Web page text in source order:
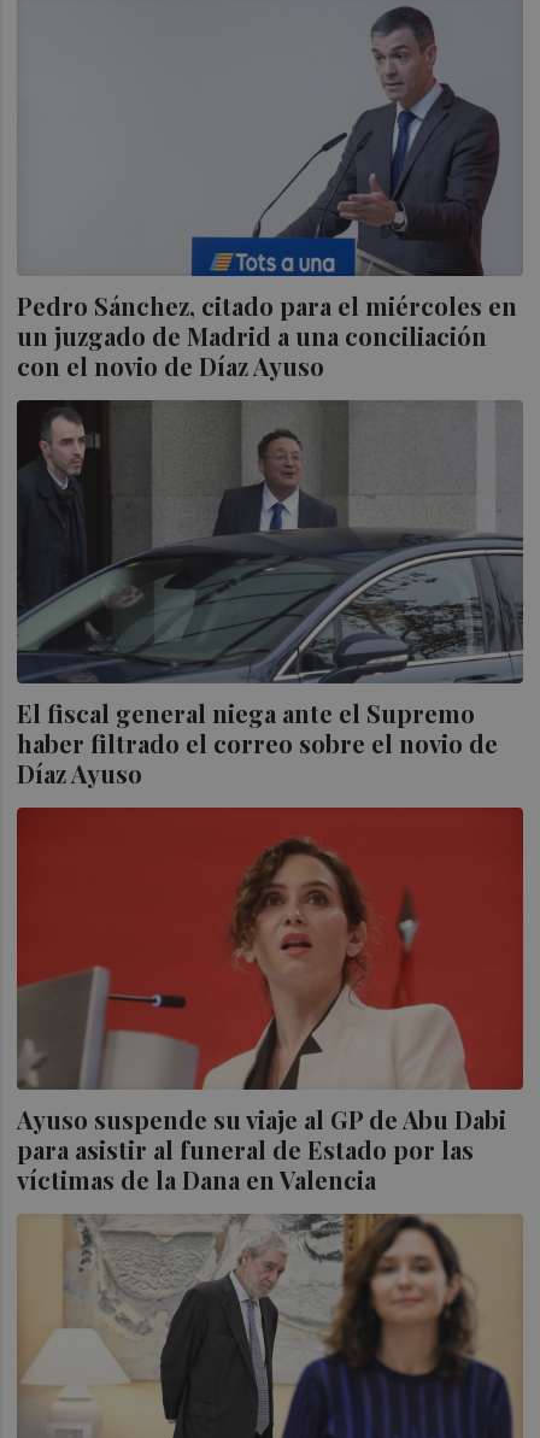
Pedro Sánchez, citado para el miércoles en
un juzgado de Madrid a una conciliación
con el novio de Díaz Ayuso
El fiscal general niega ante el Supremo
haber filtrado el correo sobre el novio de
Díaz Ayuso
Ayuso suspende su viaje al GP de Abu Dabi
para asistir al funeral de Estado por las
víctimas de la Dana en Valencia